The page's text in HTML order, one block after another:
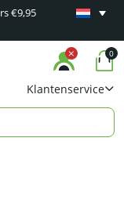
€9,95
Minimaal
Klantenservice
0